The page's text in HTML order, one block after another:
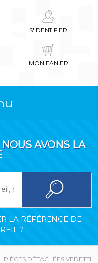
S'IDENTIFIER
MON PANIER
AVONS LA
LA RÉFÉRENCE DE
?
PIÈCES DÉTACHÉES VEDETTE